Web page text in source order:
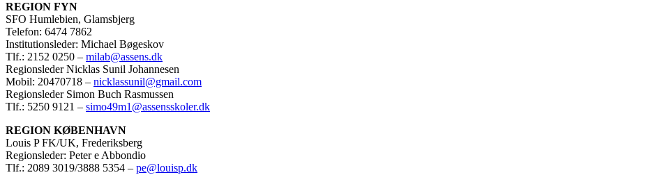
REGION FYN
SFO Humlebien, Glamsbjerg
Telefon: 6474 7862
Institutionsleder: Michael Bøgeskov
Tlf.: 2152 0250 – milab@assens.dk
Regionsleder Nicklas Sunil Johannesen
Mobil: 20470718 – nicklassunil@gmail.com
Regionsleder Simon Buch Rasmussen
Tlf.: 5250 9121 – simo49m1@assensskoler.dk
REGION KØBENHAVN
Louis P FK/UK, Frederiksberg
Regionsleder: Peter e Abbondio
Tlf.: 2089 3019/3888 5354 – pe@louisp.dk